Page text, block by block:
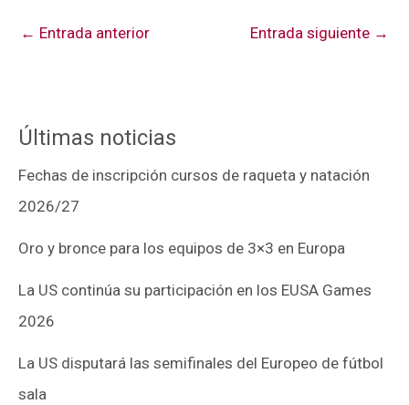
← Entrada anterior Entrada siguiente →
Últimas noticias
Fechas de inscripción cursos de raqueta y natación
2026/27
Oro y bronce para los equipos de 3×3 en Europa
La US continúa su participación en los EUSA Games
2026
La US disputará las semifinales del Europeo de fútbol
sala